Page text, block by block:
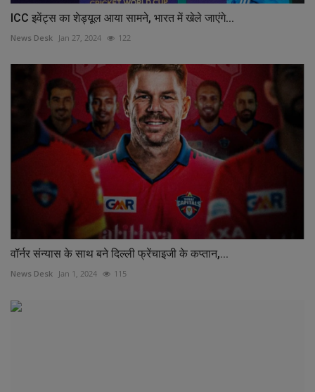
ICC इवेंट्स का शेड्यूल आया सामने, भारत में खेले जाएंगे...
News Desk Jan 27, 2024 122
वॉर्नर संन्यास के साथ बने दिल्ली फ्रेंचाइजी के कप्तान,...
News Desk Jan 1, 2024 115